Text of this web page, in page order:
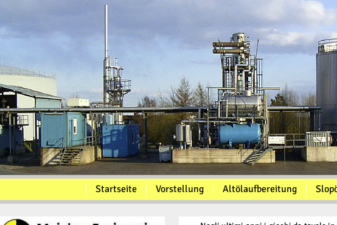
Startseite Vorstellung Altölaufbereitung